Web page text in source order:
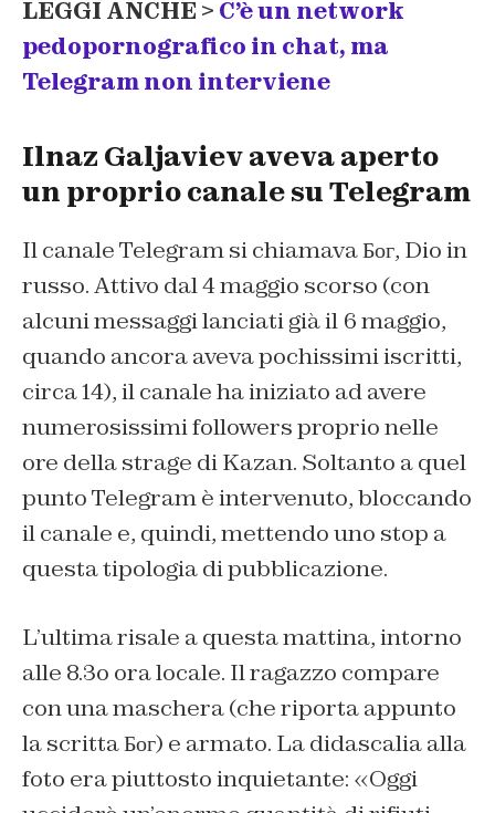
LEGGI ANCHE > C’è un network
pedopornografico in chat, ma
Telegram non interviene
Ilnaz Galjaviev aveva aperto
un proprio canale su Telegram
Il canale Telegram si chiamava Бог, Dioin
russo. Attivo dal 4 maggio scorso (con
alcuni messaggi lanciati già il 6 maggio,
quando ancora aveva pochissimi iscritti,
circa 14), il canale ha iniziato ad avere
numerosissimi followers proprio nelle
ore della strage di Kazan. Soltanto a quel
punto Telegram è intervenuto, bloccando
il canale e, quindi, mettendo uno stop a
questa tipologia di pubblicazione.
L’ultima risale a questa mattina, intorno
alle 8.3o ora locale. Il ragazzo compare
con una maschera (che riporta appunto
la scritta Бог) e armato. La didascalia alla
foto era piuttosto inquietante: «Oggi